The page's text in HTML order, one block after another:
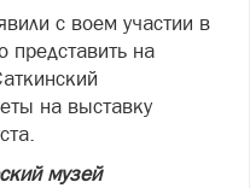
с воем участии в
представить на
на выставку
музей